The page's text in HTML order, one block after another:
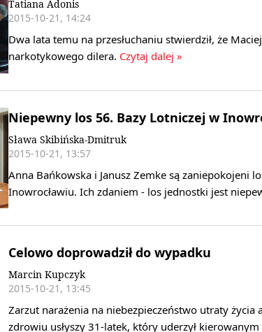
Tatiana Adonis
2015-10-21, 14:24
Dwa lata temu na przesłuchaniu stwierdził, że
narkotykowego dilera. Czytaj dalej »
Niepewny los 56. Bazy Lotniczej w
Sława Skibińska-Dmitruk
2015-10-21, 13:57
Anna Bańkowska i Janusz Zemke są zaniepokojeni
Inowrocławiu. Ich zdaniem - los jednostki jest
Celowo doprowadził do wypadku
Marcin Kupczyk
2015-10-21, 13:45
Zarzut narażenia na niebezpieczeństwo utraty życia
zdrowiu usłyszy 31-latek, który uderzył